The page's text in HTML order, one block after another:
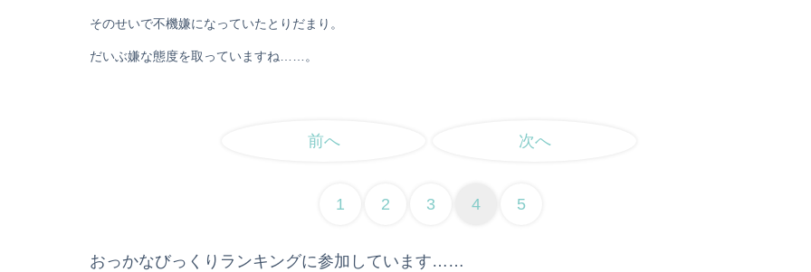
そのせいで不機嫌になっていたとりだまり。
だいぶ嫌な態度を取っていますね……。
前へ 次へ
1 2 3 4 5
おっかなびっくりランキングに参加しています……